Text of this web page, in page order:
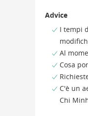
Advice
I tempi
Al
Cosa
C'è un
Chi